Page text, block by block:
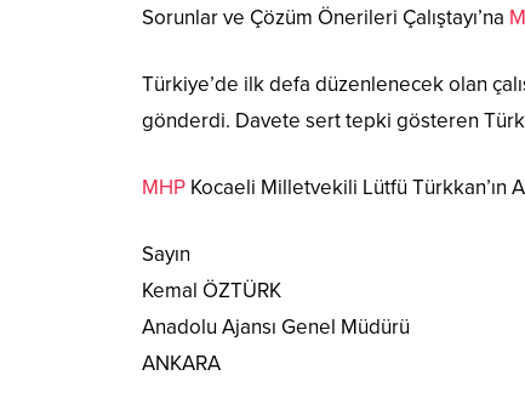
Sorunlar ve Çözüm Önerileri Çalıştayı’na
Türkiye’de ilk defa düzenlenecek olan
gönderdi. Davete sert tepki gösteren
MHP Kocaeli Milletvekili Lütfü Türkkan’ın
Sayın
Kemal ÖZTÜRK
Anadolu Ajansı Genel Müdürü
ANKARA